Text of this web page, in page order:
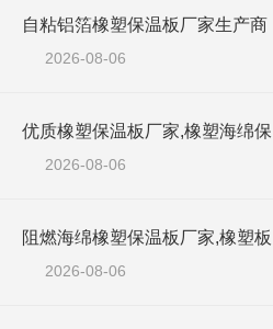
自粘铝箔橡塑保温板厂家生产商
2026-08-06
2026-08-06
2026-08-06